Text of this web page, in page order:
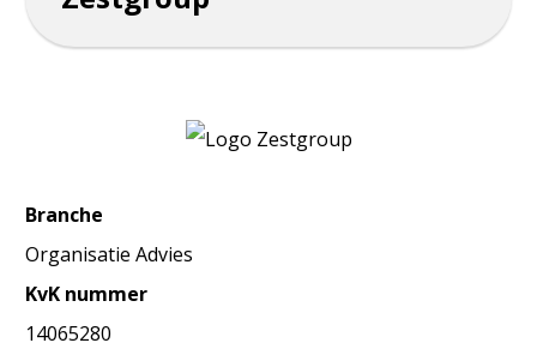
Branche
Organisatie Advies
KvK nummer
14065280